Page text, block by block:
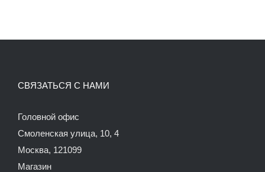
СВЯЗАТЬСЯ С НАМИ
Головной офис
Смоленская улица, 10, 4
Москва, 121099
Магазин